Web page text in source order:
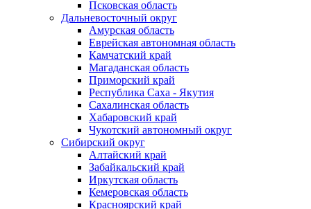
Псковская область
Дальневосточный округ
Амурская область
Еврейская автономная область
Камчатский край
Магаданская область
Приморский край
Республика Саха - Якутия
Сахалинская область
Хабаровский край
Чукотский автономный округ
Сибирский округ
Алтайский край
Забайкальский край
Иркутская область
Кемеровская область
Красноярский край